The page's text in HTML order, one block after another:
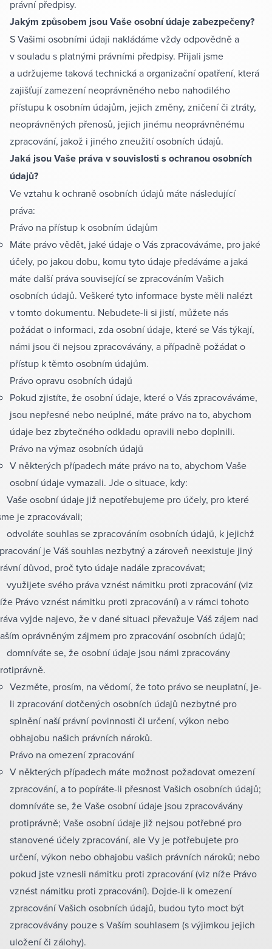
právní předpisy.
Jakým způsobem jsou Vaše osobní údaje zabezpečeny?
S Vašimi osobními údaji nakládáme vždy odpovědně a
v souladu s platnými právními předpisy. Přijali jsme
a udržujeme taková technická a organizační opatření, která
zajišťují zamezení neoprávněného nebo nahodilého
přístupu k osobním údajům, jejich změny, zničení či ztráty,
neoprávněných přenosů, jejich jinému neoprávněnému
zpracování, jakož i jiného zneužití osobních údajů.
Jaká jsou Vaše práva v souvislosti s ochranou osobních
údajů?
Ve vztahu k ochraně osobních údajů máte následující
práva:
Právo na přístup k osobním údajům
Máte právo vědět, jaké údaje o Vás zpracováváme, pro jaké
účely, po jakou dobu, komu tyto údaje předáváme a jaká
máte další práva související se zpracováním Vašich
osobních údajů. Veškeré tyto informace byste měli nalézt
v tomto dokumentu. Nebudete-li si jistí, můžete nás
požádat o informaci, zda osobní údaje, které se Vás týkají,
námi jsou či nejsou zpracovávány, a případně požádat o
přístup k těmto osobním údajům.
Právo opravu osobních údajů
Pokud zjistíte, že osobní údaje, které o Vás zpracováváme,
jsou nepřesné nebo neúplné, máte právo na to, abychom
údaje bez zbytečného odkladu opravili nebo doplnili.
Právo na výmaz osobních údajů
V některých případech máte právo na to, abychom Vaše
osobní údaje vymazali. Jde o situace, kdy:
Vaše osobní údaje již nepotřebujeme pro účely, pro které
je zpracovávali;
odvoláte souhlas se zpracováním osobních údajů, k jejichž
je Váš souhlas nezbytný a zároveň neexistuje jiný
důvod, proč tyto údaje nadále zpracovávat;
využijete svého práva vznést námitku proti zpracování (viz
Právo vznést námitku proti zpracování) a v rámci tohoto
vyjde najevo, že v dané situaci převažuje Váš zájem nad
oprávněným zájmem pro zpracování osobních údajů;
domníváte se, že osobní údaje jsou námi zpracovány
Vezměte, prosím, na vědomí, že toto právo se neuplatní, je-
li zpracování dotčených osobních údajů nezbytné pro
splnění naší právní povinnosti či určení, výkon nebo
obhajobu našich právních nároků.
Právo na omezení zpracování
V některých případech máte možnost požadovat omezení
zpracování, a to popíráte-li přesnost Vašich osobních údajů;
domníváte se, že Vaše osobní údaje jsou zpracovávány
protiprávně; Vaše osobní údaje již nejsou potřebné pro
stanovené účely zpracování, ale Vy je potřebujete pro
určení, výkon nebo obhajobu vašich právních nároků; nebo
pokud jste vznesli námitku proti zpracování (viz níže Právo
vznést námitku proti zpracování). Dojde-li k omezení
zpracování Vašich osobních údajů, budou tyto moct být
zpracovávány pouze s Vaším souhlasem (s výjimkou jejich
uložení či zálohy).